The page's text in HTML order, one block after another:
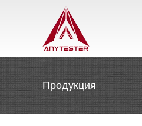
Продукция